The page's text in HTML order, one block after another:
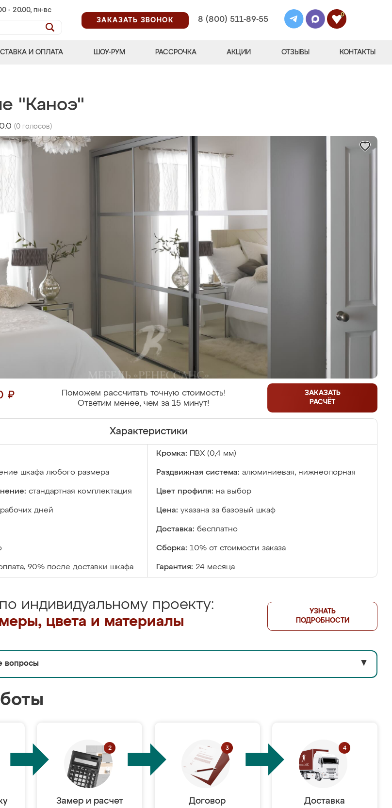
- 20.00, пн-вс
ЗАКАЗАТЬ ЗВОНОК
8 (800) 511-89-55
0
И ОПЛАТА ШОУ-РУМ РАССРОЧКА АКЦИИ ОТЗЫВЫ КОНТАКТЫ
"Каноэ"
0.0 (0 голосов)
₽
Поможем рассчитать точную стоимость!
Ответим менее, чем за 15 минут!
ЗАКАЗАТЬ
РАСЧЁТ
Характеристики
Кромка: ПВХ (0,4 мм)
шкафа любого размера Раздвижная система: алюминиевая, нижнеопорная
стандартная комплектация Цвет профиля: на выбор
дней Цена: указана за базовый шкаф
Доставка: бесплатно
Сборка: 10% от стоимости заказа
90% после доставки шкафа Гарантия: 24 месяца
индивидуальному проекту:
цвета и материалы
УЗНАТЬ
ПОДРОБНОСТИ
вопросы ▼
Замер и расчет
Договор
Доставка